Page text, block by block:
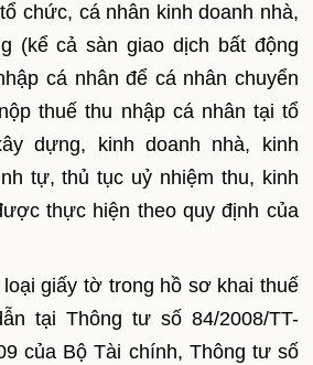
chức, cá nhân kinh doanh nhà,
(kể cả sàn giao dịch bất động
cá nhân để cá nhân chuyển
thuế thu nhập cá nhân tại tổ
dựng, kinh doanh nhà, kinh
tự, thủ tục uỷ nhiệm thu, kinh
thực hiện theo quy định của
giấy tờ trong hồ sơ khai thuế
tại Thông tư số 84/2008/TT-
của Bộ Tài chính, Thông tư số